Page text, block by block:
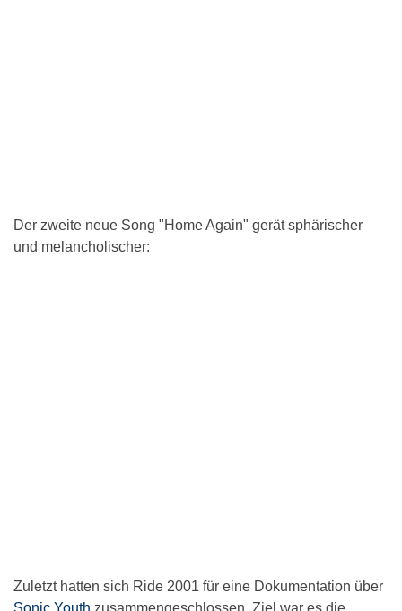
Der zweite neue Song "Home Again" gerät sphärischer
und melancholischer:
Zuletzt hatten sich Ride 2001 für eine Dokumentation über
Sonic Youth zusammengeschlossen. Ziel war es die